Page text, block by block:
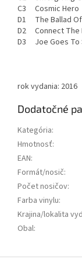
C3 Cosmic Hero
D1 The Ballad
D2 Connect The
D3 Joe Goes To
rok vydania: 2016
Dodatočné
Kategória:
Hmotnosť:
EAN:
Formát/nosič:
Počet nosičov:
Farba vinylu:
Krajina/lokalita
Obal: